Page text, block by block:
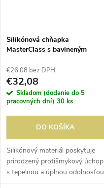
Silikónová chňapka
MasterClass s bavlneným
€26,08 bez DPH
€32,08
Skladom (dodanie do 5
pracovných dní) 30 ks
DO KOŠÍKA
Silikónový materiál poskytuje
prirodzený protišmykový úchop
s tepelnou a úplnou odolnosťou
voči vode. Bavlnený rukáv.